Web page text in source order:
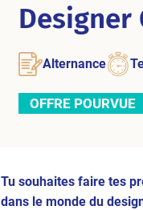
Designer
Alternance
OFFRE POURVUE
Tu souhaites faire tes
dans le monde du